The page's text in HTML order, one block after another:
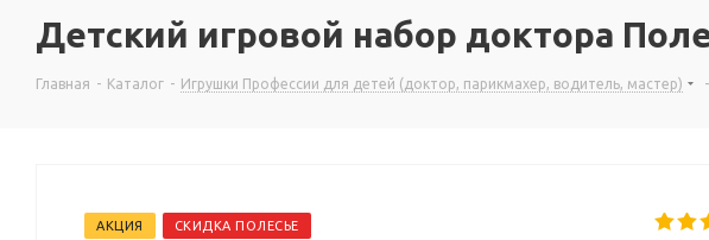
Детский игровой набор доктора
Главная - Каталог - Игрушки Профессии для детей (доктор, парикмахер, водитель, мастер) -
АКЦИЯ СКИДКА ПОЛЕСЬЕ